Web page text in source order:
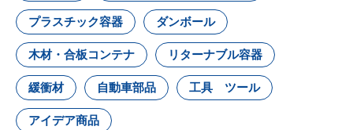
プラスチック容器 ダンボール
木材・合板コンテナ リターナブル容器
緩衝材 自動車部品 工具 ツール
アイデア商品